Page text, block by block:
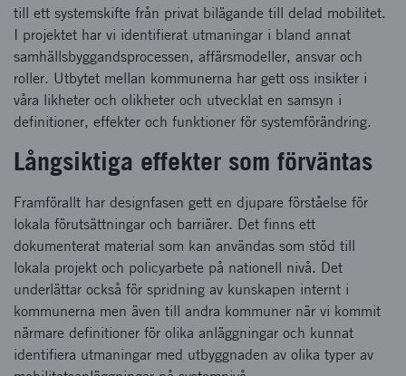
till ett systemskifte från privat bilägande till delad mobilitet.
I projektet har vi identifierat utmaningar i bland annat
samhällsbyggandsprocessen, affärsmodeller, ansvar och
roller. Utbytet mellan kommunerna har gett oss insikter i
våra likheter och olikheter och utvecklat en samsyn i
definitioner, effekter och funktioner för systemförändring.
Långsiktiga effekter som förväntas
Framförallt har designfasen gett en djupare förståelse för
lokala förutsättningar och barriärer. Det finns ett
dokumenterat material som kan användas som stöd till
lokala projekt och policyarbete på nationell nivå. Det
underlättar också för spridning av kunskapen internt i
kommunerna men även till andra kommuner när vi kommit
närmare definitioner för olika anläggningar och kunnat
identifiera utmaningar med utbyggnaden av olika typer av